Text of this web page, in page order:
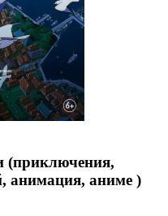
(приключения,
анимация, аниме )